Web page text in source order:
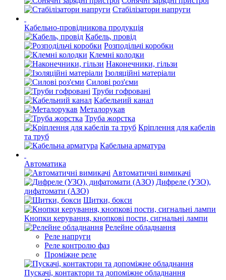
Стабілізатори напруги
Кабельно-провідникова продукція
Кабель, провід
Розподільчі коробки
Клемні колодки
Наконечники, гільзи
Ізоляційні матеріали
Силові роз'єми
Труби гофровані
Кабельний канал
Металорукав
Труба жорстка
Кріплення для кабелів
та труб
Кабельна арматура
Автоматика
Автоматичні вимикачі
Дифреле (УЗО),
дифатомати (АЗО)
Щитки, бокси
Кнопки керування, кнопкові пости, сигнальні лампи
Релейне обладнання
Реле напруги
Реле контролю фаз
Проміжне реле
Пускачі, контактори та допоміжне обладнання